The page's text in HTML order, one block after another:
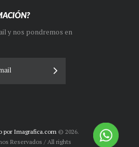
y nos pondremos en
por Imagrafica.com © 2026.
Reservados / All rights